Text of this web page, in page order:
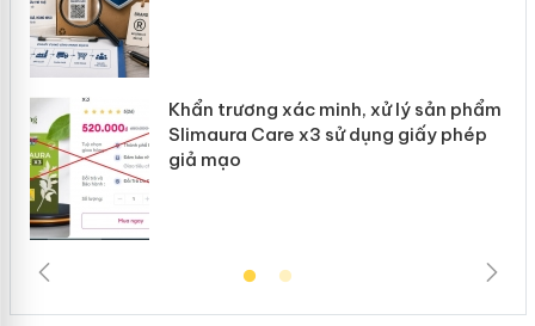
Khẩn trương xác minh, xử lý sản phẩm
Slimaura Care x3 sử dụng giấy phép
giả mạo